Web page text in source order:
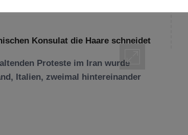
Proteste im Iran wurde
Italien, zweimal hintereinander